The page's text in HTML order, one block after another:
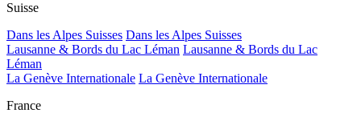
Suisse
Dans les Alpes Suisses Dans les Alpes Suisses
Lausanne & Bords du Lac Léman Lausanne & Bords du Lac
Léman
La Genève Internationale La Genève Internationale
France